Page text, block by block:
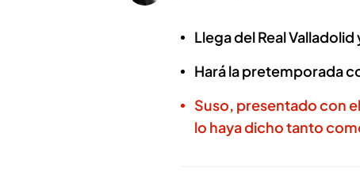
Llega del Real
Hará la pretemporada
Suso, presentado con
lo haya dicho tanto